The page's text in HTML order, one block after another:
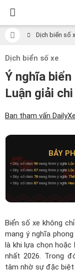
Dịch biển số
Dịch biển số xe
Ý nghĩa
Luận giải
Ban tham vấn DailyXe
BẢY
» Dãy số chứa96 mang thêm ý nghĩa Lộc
» Dãy số chứa 67 mang thêm ý nghĩaLộc
» Dãy số chứa 78 mang thêm ý nghĩa
» Dãy số chứa 87 mang thêm ý nghĩa
Biển số xe không
mang ý nghĩa
là khi lựa chọn hoặc
nhất 2026. Trong
tâm nhờ sự đặc biệt